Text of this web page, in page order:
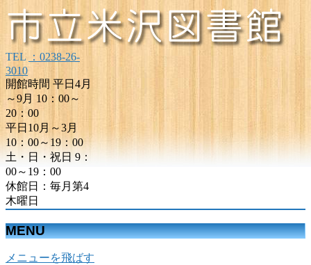
TEL
：0238-26-
3010
開館時間 平日4月
～9月 10：00～
20：00
平日10月～3月
10：00～19：00
土・日・祝日 9：
00～19：00
休館日：毎月第4
木曜日
MENU
メニューを飛ばす